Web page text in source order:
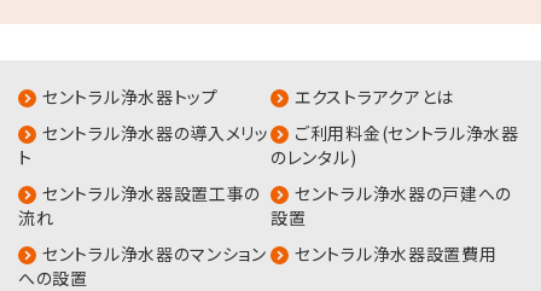
セントラル浄水器トップ
エクストラアクアとは
セントラル浄水器の導入メリッ
ト
ご利用料金(セントラル浄水器
のレンタル)
セントラル浄水器設置工事の
流れ
セントラル浄水器の戸建への
設置
セントラル浄水器のマンション
への設置
セントラル浄水器設置費用